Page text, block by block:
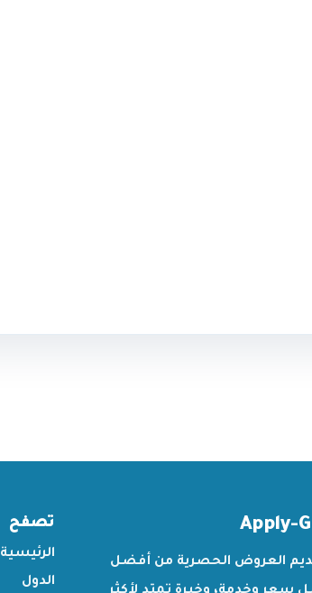
Apply-
العروض الحصرية من أفضل
تصفح
الرئيسية
الدول